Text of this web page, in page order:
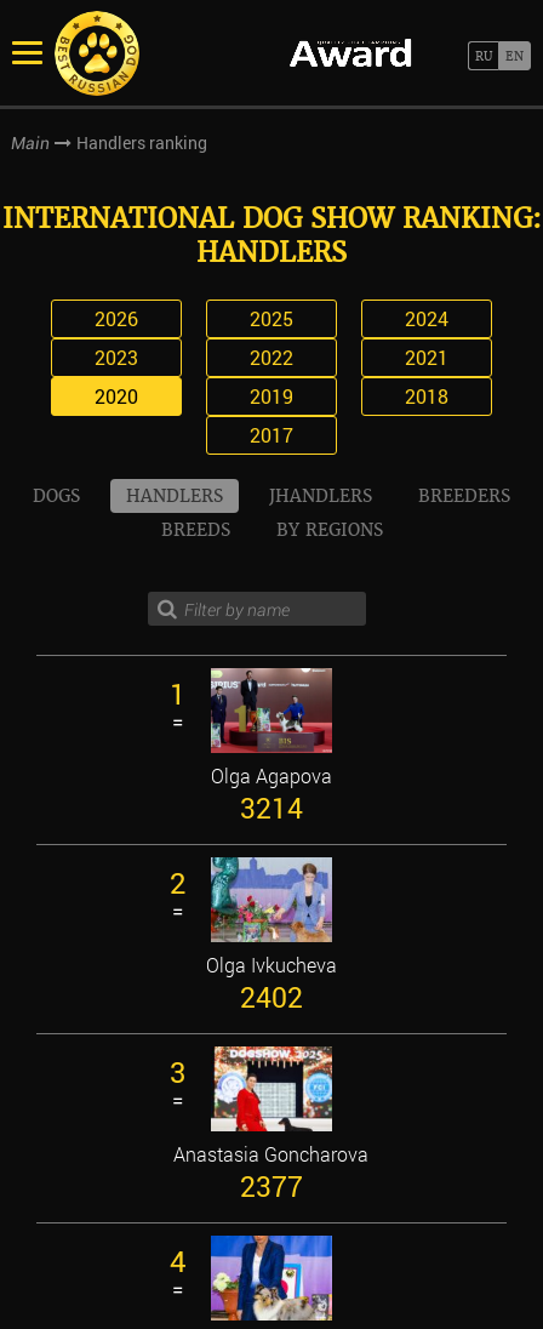
Main Handlers ranking
INTERNATIONAL DOG SHOW RANKING:
HANDLERS
2026 2025
2024
2023
2022
2021
2020
2019
2018
2017
DOGS HANDLERS JHANDLERS
BREEDERS
BREEDS
BY REGIONS
1
=
Olga Agapova
3214
2
=
Olga Ivkucheva
2402
3
=
Anastasia Goncharova
2377
4
=